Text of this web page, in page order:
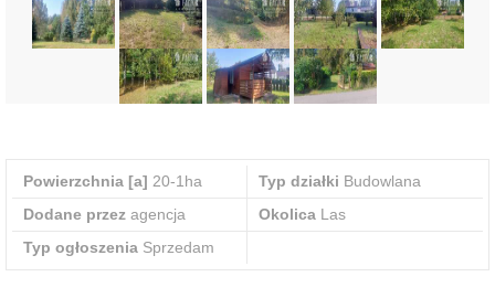
Powierzchnia [a] 20-1ha Typ działki Budowlana
Dodane przez agencja Okolica Las
Typ ogłoszenia Sprzedam